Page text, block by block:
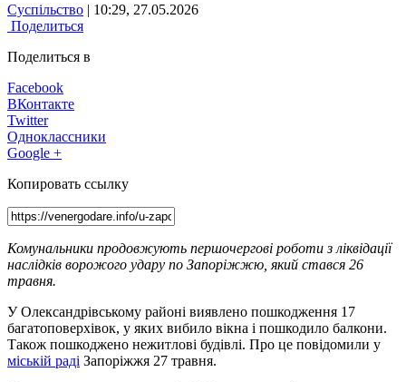
Суспільство | 10:29, 27.05.2026
Поделиться
Поделиться в
Facebook
ВКонтакте
Twitter
Одноклассники
Google +
Копировать ссылку
Комунальники продовжують першочергові роботи з ліквідації
наслідків ворожого удару по Запоріжжю, який стався 26
травня.
У Олександрівському районі виявлено пошкодження 17
багатоповерхівок, у яких вибило вікна і пошкодило балкони.
Також пошкоджено нежитлові будівлі. Про це повідомили у
міській раді Запоріжжя 27 травня.